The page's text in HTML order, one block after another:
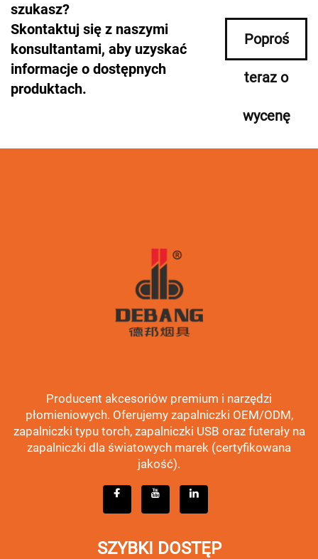
szukasz?
Skontaktuj się z naszymi
konsultantami, aby uzyskać
informacje o dostępnych
produktach.
Poproś
teraz o
wycenę
Producent akcesoriów premium i narzędzi
płomieniowych. Oferujemy zapalniczki OEM/ODM,
zapalniczki typu torch, zapalniczki USB oraz futerały na
zapalniczki dla światowych marek (certyfikowana
jakość).
SZYBKI DOSTĘP